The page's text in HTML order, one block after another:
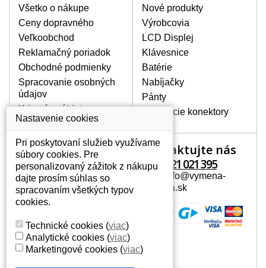
poškrábanie. Ďalej zvislé pruhy, nesvietiaci
displej, preblikávanie alebo nerovnomerný
jas.
LCD DISPLEJE NAJVYŠŠEJ
KVALITY !
Skladom držíme len originálne displeje, ktoré
spĺňajú vysokú kvalitu triedy A+ bez chybných
pixelov a to po celú dobu záruky.
AKO ZISTÍTE AKÝ POTREBUJETE
DISPLEJ PRE SVOJ NOTEBOOK?
Displej je možné dohľadať podľa modelu
notebooku, ktorý je uvedený na spodnej
strane notebooku na štítku alebo pod
batériou. Býva tiež znázornený na
rámčeku alebo pri klávesnici. V prípade,
že máte displej demontovaný, dohľadáte
to vďaka modelovému označeniu z
displeja, ktoré sa nachádza na štítku pri
EAN kóde.
Všetko o nákupe
Ceny dopravného
Veľkoobchod
Reklamačný poriadok
Obchodné podmienky
Spracovanie osobných
údajov
Kde nás nájdete
Nové produkty
Výrobcovia
LCD Displej
Klávesnice
Batérie
Nabíjačky
Pánty
Napájacie konektory
Váš účet
Váš účet
Osobné informácie
Adresy
Kontaktujte nás
+421 221 021 395
Mail: info@vymena-
displeja.sk
Nastavenie cookies
Pri poskytovaní služieb využívame
súbory cookies. Pre
personalizovaný zážitok z nákupu
dajte prosím súhlas so
spracovaním všetkých typov
cookies.
Technické cookies (viac)
Analytické cookies (viac)
Marketingové cookies (viac)